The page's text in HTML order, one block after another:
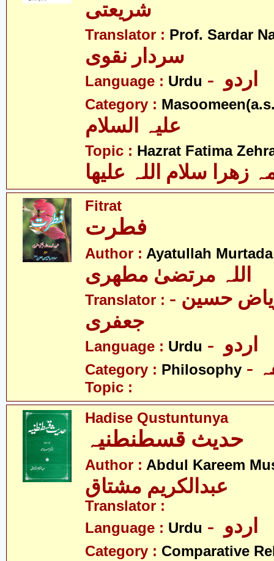
شریعتی
Translator : Prof. Sardar
سردار نقوی
Language : Urdu
Category :
Topic : Hazrat Fatima
زھرا سلام اللہ علیھا
Fitrat
Author : Ayatullah
اللہ مرتضیٰ مطھری
Translator : - مولانا ریاض حسین
جعفری
Language : Urdu
Category : Philosophy
Topic :
Hadise Qustuntunya
Author : Abdul Kareem
عبدالکریم مشتاق
Translator :
Language : Urdu
Category : Comparative